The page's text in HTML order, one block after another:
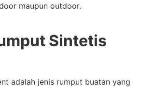
maupun outdoor.
Sintetis
adalah jenis rumput buatan yang